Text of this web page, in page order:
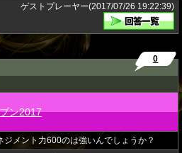
ゲストプレーヤー(2017/07/26 19:22:39)
0
ン2017
メント力600のは強いんでしょうか？